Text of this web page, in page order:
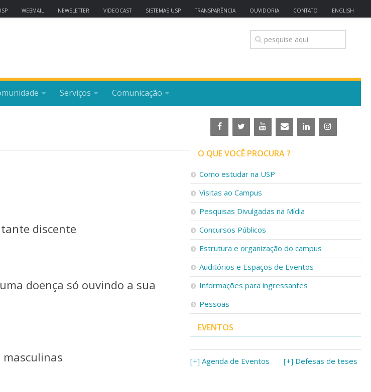
WEBMAIL NEWSLETTER VIDEOCAST SISTEMAS USP TRANSPARÊNCIA OUVIDORIA CONTATO ENGLISH
Serviços Comunicação
discente
doença só ouvindo a sua
masculinas
O QUE VOCÊ PROCURA ?
Como estudar na USP
Visitas ao Campus
Pesquisas Divulgadas na Mídia
Concursos Públicos
Estrutura e organização do campus
Auditórios e Espaços de Eventos
Informações para ingressantes
Pessoas
EVENTOS
[+] Agenda de Eventos [+] Defesas de teses